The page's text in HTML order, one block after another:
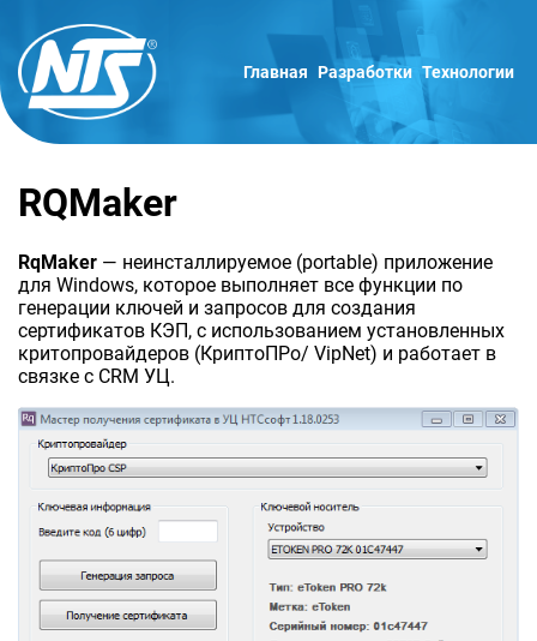
Главная Разработки Технологии
RQMaker
RqMaker — неинсталлируемое (portable) приложение
для Windows, которое выполняет все функции по
генерации ключей и запросов для создания
сертификатов КЭП, с использованием установленных
критопровайдеров (КриптоПРо/ VipNet) и работает в
связке с CRM УЦ.